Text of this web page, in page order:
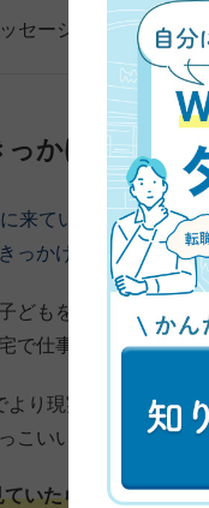
セージ
かけ
来ていただきました
っかけを教えてくだ
どもを出産するとお
で仕事していきたい
り現実的に考え始め
こいいなという思いが
いたら、久保さんの